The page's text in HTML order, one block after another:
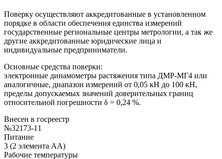
Поверку осуществляют аккредитованные в установленном
порядке в области обеспечения единства измерений
государственные региональные центры метрологии, а так же
другие аккредитованные юридические лица и
индивидуальные предприниматели.
Основные средства поверки:
электронные динамометры растяжения типа ДМР-МГ4 или
аналогичные, диапазон измерений от 0,05 кН до 100 кН,
пределы допускаемых значений доверительных границ
относительной погрешности δ = 0,24 %.
Внесен в госреестр
№32173-11
Питание
3 (2 элемента АА)
Рабочие температуры